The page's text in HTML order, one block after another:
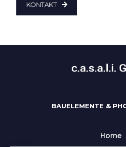
KONTAKT
BAUELEMENTE &
Home